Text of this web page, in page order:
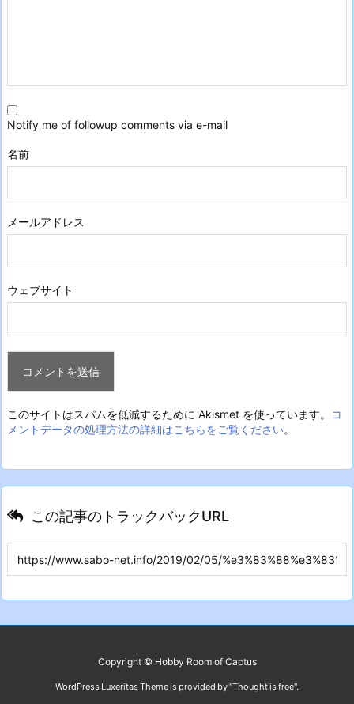
Notify me of followup comments via e-mail
名前
メールアドレス
ウェブサイト
このサイトはスパムを低減するために Akismet を使っています。
コ
メントデータの処理方法の詳細はこちらをご覧ください。
この記事のトラックバックURL
Copyright © Hobby Room of Cactus
WordPress Luxeritas Theme is provided by "Thought is free".